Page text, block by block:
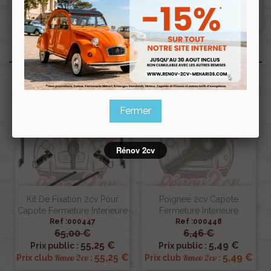
Produits associés
Kit De Fixation 2cv Pour
Capote Fermeture Interieure
Ref :000447
65,00 €
Prix public : 55,25 €
Prix club Renov 2cv: 55,25 €
Pack
Poignee 2cv Capote
Fermeture Interieure
Ref :000448
6,46 €
Prix public : 5,49 €
Prix club Renov 2cv : 5,49 €
Fermer
Rénov 2cv